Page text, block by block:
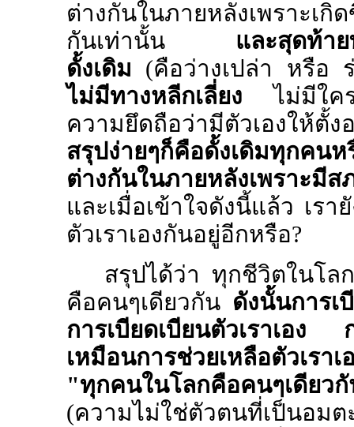
ต่างกันในภายหลังเพราะเ
กันเท่านั้น และสุดท้า
ดั้งเดิม (คือว่างเปล่า หรือ
ไม่มีทางหลีกเลี่ยง ไม่มีใคร
ความยึดถือว่ามีตัวเองให้ตั้
สรุปง่ายๆก็คือดั้งเดิมทุกคน
ต่างกันในภายหลังเพราะมี
และเมื่อเข้าใจดังนี้แล้ว เรา
ตัวเราเองกันอยู่อีกหรือ?
สรุปได้ว่า ทุกชีวิตในโล
คือคนๆเดียวกัน ดังนั้นการ
การเบียดเบียนตัวเราเอ
เหมือนการช่วยเหลือตัวเราเ
"ทุกคนในโลกคือคนๆเดียว
(ความไม่ใช่ตัวตนที่เป็นอมต